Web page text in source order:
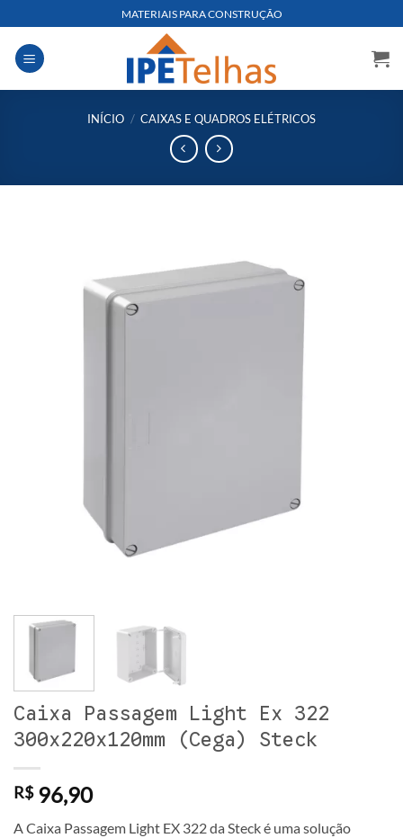
to
content
MATERIAIS PARA CONSTRUÇÃO
INÍCIO / CAIXAS E QUADROS ELÉTRICOS
Caixa Passagem Light Ex 322
300x220x120mm (Cega) Steck
R$96,90
A Caixa Passagem Light EX 322 da Steck é uma solução